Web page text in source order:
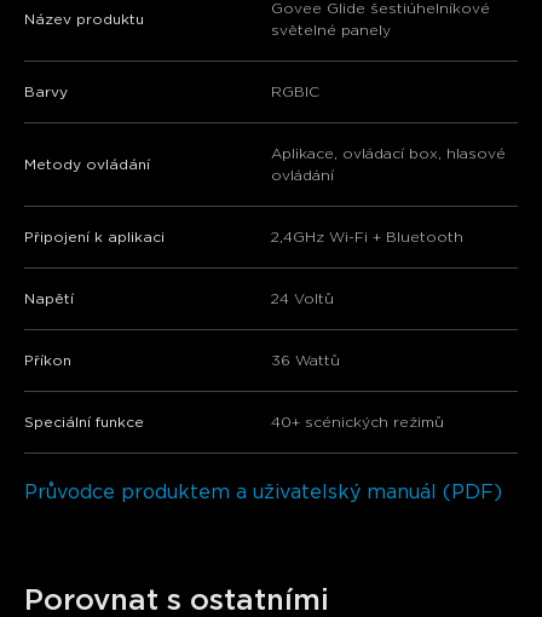
Název produktu
Govee Glide šestiúhelníkové
světelné panely
Barvy RGBIC
Metody ovládání
Aplikace, ovládací box, hlasové
ovládání
Připojení k aplikaci 2,4GHz Wi-Fi + Bluetooth
Napětí 24 Voltů
Příkon 36 Wattů
Speciální funkce 40+ scénických režimů
Průvodce produktem a uživatelský manuál (PDF)
Porovnat s ostatními